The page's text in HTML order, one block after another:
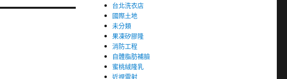
台北洗衣店
國際土地
未分類
果凍矽膠隆
消防工程
自體脂肪補臉
蜜桃絨隆乳
近視雷射